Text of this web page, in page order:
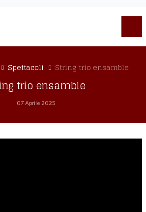
Spettacoli String trio ensamble
trio ensamble
07 Aprile 2025